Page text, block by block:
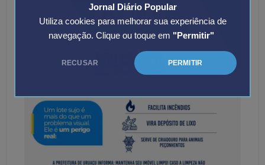
Jornal Diário Popular
Utiliza cookies para melhorar sua experiência de
navegação. Clique ou toque em "Permitir"
RECUSAR PERMITIR